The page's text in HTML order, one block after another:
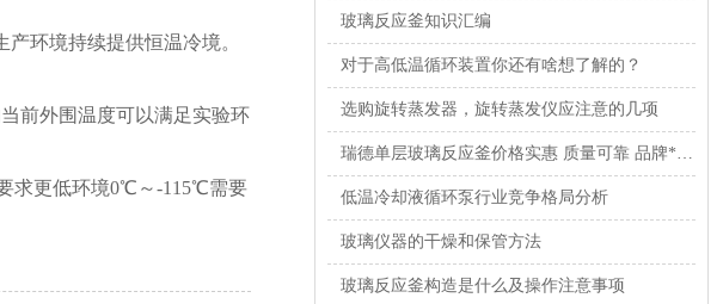
产环境持续提供恒温冷境。
前外围温度可以满足实验环
求更低环境0℃～-115℃需要
玻璃反应釜知识汇编
对于高低温循环装置你还有啥想了解的？
选购旋转蒸发器，旋转蒸发仪应注意的几项
低温冷却液循环泵行业竞争格局分析
玻璃仪器的干燥和保管方法
玻璃反应釜构造是什么及操作注意事项